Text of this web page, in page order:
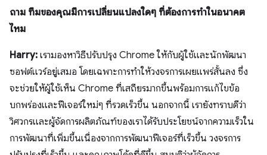
ถาม ทีมของคุณมีการเปลี่ยนแปลงใดๆ ที่ต้องการทำในอนาคต
ไหม
Harry: เรามองหาวิธีปรับปรุง Chrome ให้กับผู้ใช้และนักพัฒนา
ซอฟต์แวร์อยู่เสมอ โดยเฉพาะการทำให้วงจรการเผยแพร่สั้นลง ซึ่ง
จะช่วยให้ผู้ใช้เห็น Chrome ที่เสถียรมากขึ้นพร้อมการแก้ไขข้อ
บกพร่องและฟีเจอร์ใหม่ๆ ที่รวดเร็วขึ้น นอกจากนี้ เรายังทราบดีว่า
วิศวกรและผู้จัดการผลิตภัณฑ์ของเราได้รับประโยชน์จากความเร็วใน
การพัฒนาที่เพิ่มขึ้นเนื่องจากการพัฒนาฟีเจอร์ที่เร็วขึ้น วงจรการ